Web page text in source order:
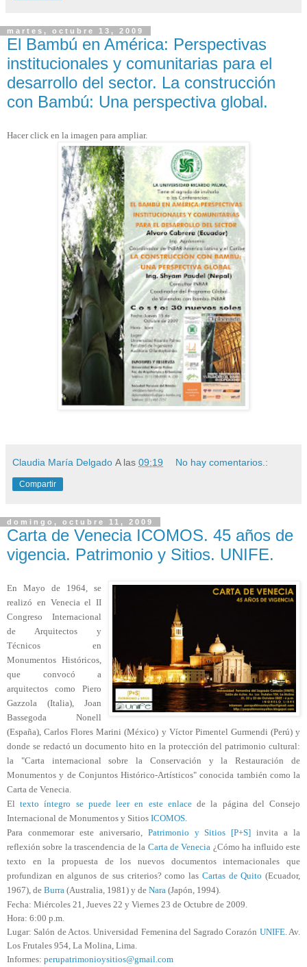
martes, octubre 13, 2009
El Bambú en América: Perspectivas
institucionales y comunitarias para el
desarrollo del sector. La construcción
con Bambú: Una perspectiva global.
Hacer click en la imagen para ampliar.
Claudia María Delgado A las 09:19 No hay comentarios.:
Compartir
domingo, octubre 11, 2009
Carta de Venecia ICOMOS. 45 años de
vigencia. Patrimonio y Sitios. UNIFE.
En Mayo de 1964, se
realizó en Venecia el II
Congreso Internacional
de Arquitectos y
Técnicos en
Monumentos Históricos,
que convocó a
arquitectos como Piero
Gazzola (Italia), Joan
Bassegoda Nonell
(España), Carlos Flores Marini (México) y Víctor Pimentel Gurmendi (Perú) y
donde se redactó un documento hito en la protección del patrimonio cultural:
la "Carta internacional sobre la Conservación y la Restauración de
Monumentos y de Conjuntos Histórico-Artísticos" conocida también como la
Carta de Venecia
Eltexto íntegro se puede leer en este enlacede la página del Consejo
Internacional de Monumentos y Sitios ICOMOS
Para conmemorar este aniversario, Patrimonio y Sitios [P+S]invita a la
reflexión sobre la trascendencia de la Carta de Venecia ¿Cómo ha influido este
texto en la propuesta de los nuevos documentos internacionales que
profundizan en algunos de sus criterios? como las Cartas de Quito (Ecuador,
1967), de Burra (Australia, 1981) y de Nara (Japón, 1994).
Fecha: Miércoles 21, Jueves 22 y Viernes 23 de Octubre de 2009.
Hora: 6:00 p.m.
Lugar: Salón de Actos. Universidad Femenina del Sagrado Corazón UNIFE. Av.
Los Frutales 954, La Molina, Lima.
Informes: perupatrimonioysitios@gmail.com